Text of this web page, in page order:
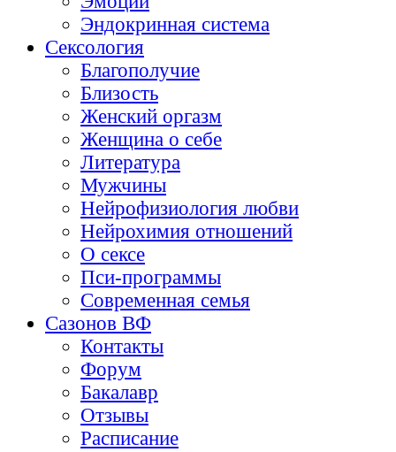
Эндокринная система
Сексология
Благополучие
Близость
Женский оргазм
Женщина о себе
Литература
Мужчины
Нейрофизиология любви
Нейрохимия отношений
О сексе
Пси-программы
Современная семья
Сазонов ВФ
Контакты
Форум
Бакалавр
Отзывы
Расписание